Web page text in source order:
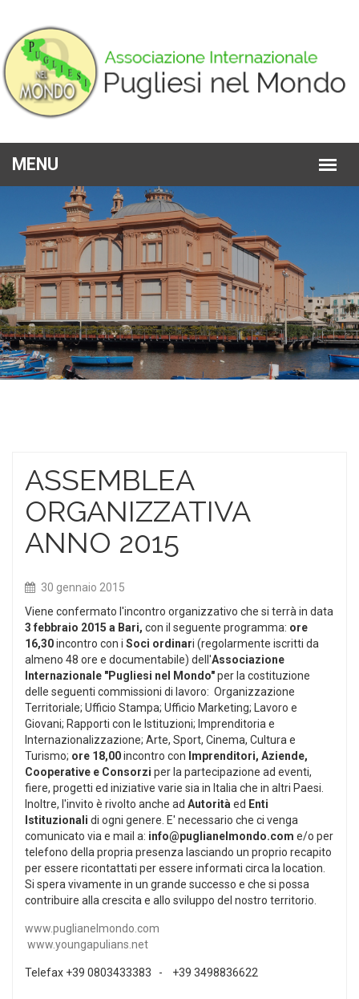
ASSEMBLEA
ORGANIZZATIVA
ANNO 2015
30 gennaio 2015
Viene confermato l'incontro organizzativo che si terrà in data
3 febbraio 2015 a Bari, con il seguente programma: ore
16,30incontro con i Soci ordinari (regolarmente iscritti da
almeno 48 ore e documentabile) dell'Associazione
Internazionale "Pugliesi nel Mondo"per la costituzione
delle seguenti commissioni di lavoro: Organizzazione
Territoriale; Ufficio Stampa; Ufficio Marketing; Lavoro e
Giovani; Rapporti con le Istituzioni; Imprenditoria e
Internazionalizzazione; Arte, Sport, Cinema, Cultura e
Turismo; ore 18,00incontro con Imprenditori, Aziende,
Cooperative e Consorzi per la partecipazione ad eventi,
fiere, progetti ed iniziative varie sia in Italia che in altri Paesi.
Inoltre, l'invito è rivolto anche ad Autorità ed Enti
Istituzionali di ogni genere. E' necessario che ci venga
comunicato via e mail a: info@puglianelmondo.com e/o per
telefono della propria presenza lasciando un proprio recapito
per essere ricontattati per essere informati circa la location.
Si spera vivamente in un grande successo e che si possa
contribuire alla crescita e allo sviluppo del nostro territorio.
www.puglianelmondo.com
www.youngapulians.net
Telefax +39 0803433383 - +39 3498836622